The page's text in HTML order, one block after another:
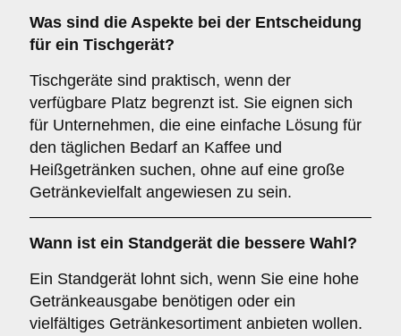
Was sind die Aspekte bei der Entscheidung
für ein Tischgerät?
Tischgeräte sind praktisch, wenn der
verfügbare Platz begrenzt ist. Sie eignen sich
für Unternehmen, die eine einfache Lösung für
den täglichen Bedarf an Kaffee und
Heißgetränken suchen, ohne auf eine große
Getränkevielfalt angewiesen zu sein.
Wann ist ein Standgerät die bessere Wahl?
Ein Standgerät lohnt sich, wenn Sie eine hohe
Getränkeausgabe benötigen oder ein
vielfältiges Getränkesortiment anbieten wollen.